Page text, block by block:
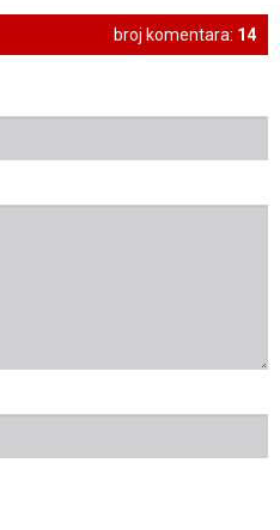
broj komentara: 14